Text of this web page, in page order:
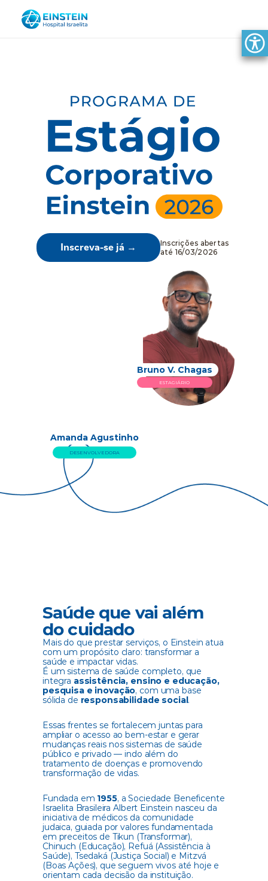
Pré-requisitos
Benefícios
Etapas
Inscreva-se
Inscreva-se já →
Inscrições abertas
até 16/03/2026
Bruno V. Chagas
ESTAGIÁRIO
Amanda Agustinho
DESENVOLVEDORA
Saúde que vai além
do cuidado
Mais do que prestar serviços, o Einstein atua
com um propósito claro: transformar a
saúde e impactar vidas.
É um sistema de saúde completo, que
integra assistência, ensino e educação,
pesquisa e inovação, com uma base
sólida de responsabilidade social.
Essas frentes se fortalecem juntas para
ampliar o acesso ao bem-estar e gerar
mudanças reais nos sistemas de saúde
público e privado — indo além do
tratamento de doenças e promovendo
transformação de vidas.
Fundada em 1955, a Sociedade Beneficente
Israelita Brasileira Albert Einstein nasceu da
iniciativa de médicos da comunidade
judaica, guiada por valores fundamentada
em preceitos de Tikun (Transformar),
Chinuch (Educação), Refuá (Assistência à
Saúde), Tsedaká (Justiça Social) e Mitzvá
(Boas Ações), que seguem vivos até hoje e
orientam cada decisão da instituição.